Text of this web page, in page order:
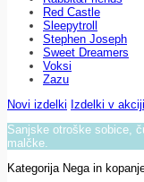
Red Castle
Sleepytroll
Stephen Joseph
Sweet Dreamers
Voksi
Zazu
Novi izdelki Izdelki v akciji
Sanjske otroške sobice,
malčke.
Kategorija Nega in